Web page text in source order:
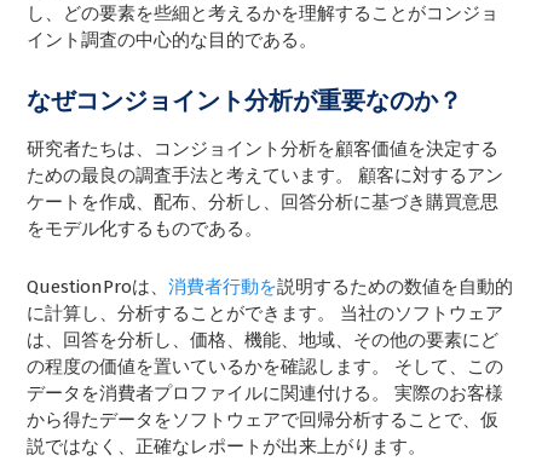
し、どの要素を些細と考えるかを理解することがコンジョ
イント調査の中心的な目的である。
なぜコンジョイント分析が重要なのか？
研究者たちは、コンジョイント分析を顧客価値を決定する
ための最良の調査手法と考えています。 顧客に対するアン
ケートを作成、配布、分析し、回答分析に基づき購買意思
をモデル化するものである。
QuestionProは、消費者行動を説明するための数値を自動的
に計算し、分析することができます。 当社のソフトウェア
は、回答を分析し、価格、機能、地域、その他の要素にど
の程度の価値を置いているかを確認します。 そして、この
データを消費者プロファイルに関連付ける。 実際のお客様
から得たデータをソフトウェアで回帰分析することで、仮
説ではなく、正確なレポートが出来上がります。